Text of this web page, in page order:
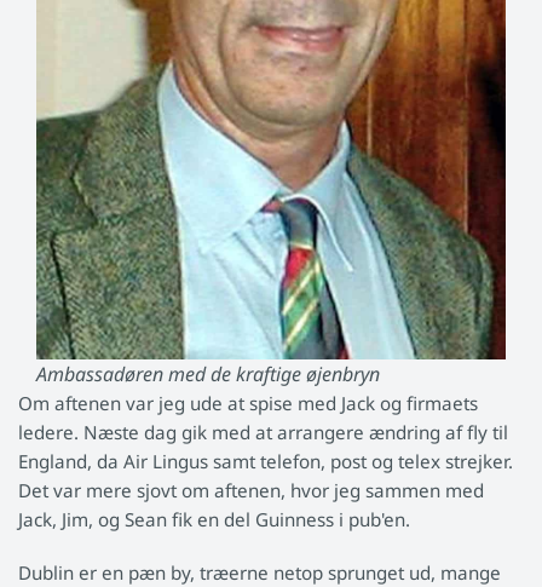
Ambassadøren med de kraftige øjenbryn
Om aftenen var jeg ude at spise med Jack og firmaets
ledere. Næste dag gik med at arrangere ændring af fly til
England, da Air Lingus samt telefon, post og telex strejker.
Det var mere sjovt om aftenen, hvor jeg sammen med
Jack, Jim, og Sean fik en del Guinness i pub'en.
Dublin er en pæn by, træerne netop sprunget ud, mange